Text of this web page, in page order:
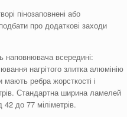
пінозаповнені або
про додаткові заходи
наповнювача всередині:
нагрітого злитка алюмінію
ребра жорсткості і
Стандартна ширина ламелей
до 77 міліметрів.